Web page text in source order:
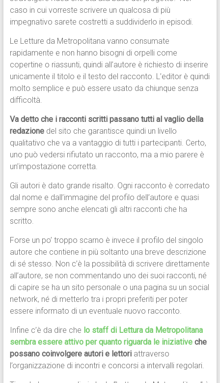
caso in cui vorreste scrivere un qualcosa di più
impegnativo sarete costretti a suddividerlo in episodi.
Le Letture da Metropolitana vanno consumate
rapidamente e non hanno bisogni di orpelli come
copertine o riassunti, quindi all’autore è richiesto di inserire
unicamente il titolo e il testo del racconto. L’editor è quindi
molto semplice e può essere usato da chiunque senza
difficoltà.
Va detto che i racconti scritti passano tutti al vaglio della
redazionedel sito che garantisce quindi un livello
qualitativo che va a vantaggio di tutti i partecipanti. Certo,
uno può vedersi rifiutato un racconto, ma a mio parere è
un’impostazione corretta.
Gli autori è dato grande risalto. Ogni racconto è corredato
dal nome e dall’immagine del profilo dell’autore e quasi
sempre sono anche elencati gli altri racconti che ha
scritto.
Forse un po’ troppo scarno è invece il profilo del singolo
autore che contiene in più soltanto una breve descrizione
di sé stesso. Non c’è la possibilità di scrivere direttamente
all’autore, se non commentando uno dei suoi racconti, né
di capire se ha un sito personale o una pagina su un social
network, né di metterlo tra i propri preferiti per poter
essere informato di un eventuale nuovo racconto.
Infine c’è da dire che lo staff di Lettura da Metropolitana
sembra essere attivo per quanto riguarda le iniziativeche
possano coinvolgere autori e lettoriattraverso
l’organizzazione di incontri e concorsi a intervalli regolari.